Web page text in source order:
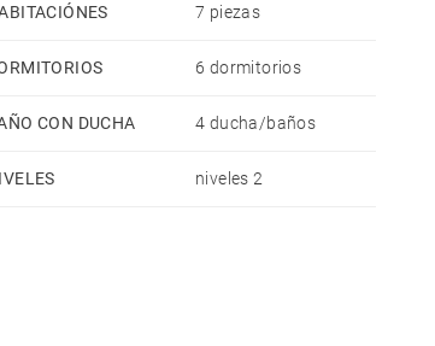
7 piezas
6 dormitorios
CON DUCHA 4 ducha/baños
niveles 2